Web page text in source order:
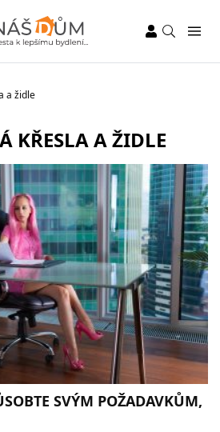
a židle
KŘESLA A ŽIDLE
SVÝM POŽADAVKŮM,